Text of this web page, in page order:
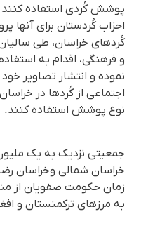
پوشش کُردی استفاده
احزاب کُردستان برای آنها
کُردهای خراسان، طی
و فرهنگی، اقدام به
نموده و انتشار تصاویر
اجتماعی از کُردها در
نوع پوشش استفاده کنند.
خراسان شمالی وخراسان
زمان حکومت صفویان از
به مرزهای ترکمنستان و